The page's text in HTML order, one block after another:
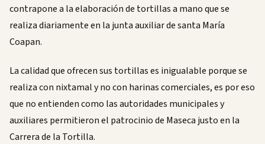
contrapone a la elaboración de tortillas a mano que se
realiza diariamente en la junta auxiliar de santa María
Coapan.
La calidad que ofrecen sus tortillas es inigualable porque se
realiza con nixtamal y no con harinas comerciales, es por eso
que no entienden como las autoridades municipales y
auxiliares permitieron el patrocinio de Maseca justo en la
Carrera de la Tortilla.